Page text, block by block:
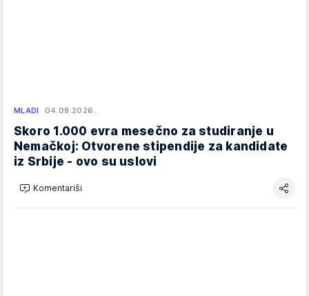
MLADI 04.08.2026.
Skoro 1.000 evra mesečno za studiranje u
Nemačkoj: Otvorene stipendije za kandidate
iz Srbije - ovo su uslovi
Komentariši